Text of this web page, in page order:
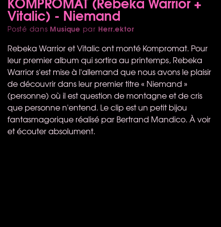
Vitalic) - Niemand
Posté dans Musique par Herr.ektor
Rebeka Warrior et Vitalic ont monté Kompromat. Pour
leur premier album qui sortira au printemps, Rebeka
Warrior s'est mise à l'allemand que nous avons le plaisir
de découvrir dans leur premier titre « Niemand »
(personne) où il est question de montagne et de cris
que personne n'entend. Le clip est un petit bijou
fantasmagorique réalisé par Bertrand Mandico. À voir
et écouter absolument.